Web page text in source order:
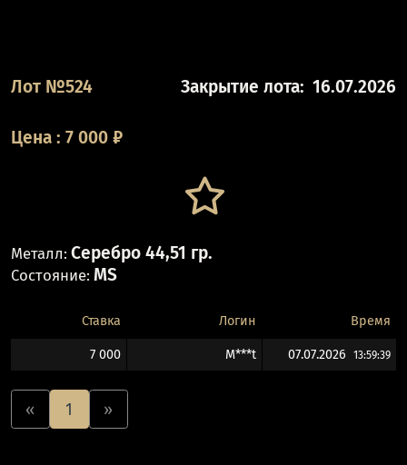
Лот №524 Закрытие лота: 16.07.2026
Цена : 7 000 ₽
Металл: Серебро 44,51 гр.
Состояние: MS
Ставка Логин Время
7 000 M***t 07.07.2026 13:59:39
« 1 »